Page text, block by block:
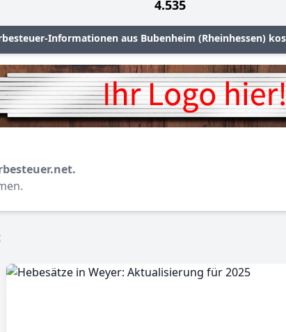
4.535
Informationen aus Bubenheim (Rheinhessen)